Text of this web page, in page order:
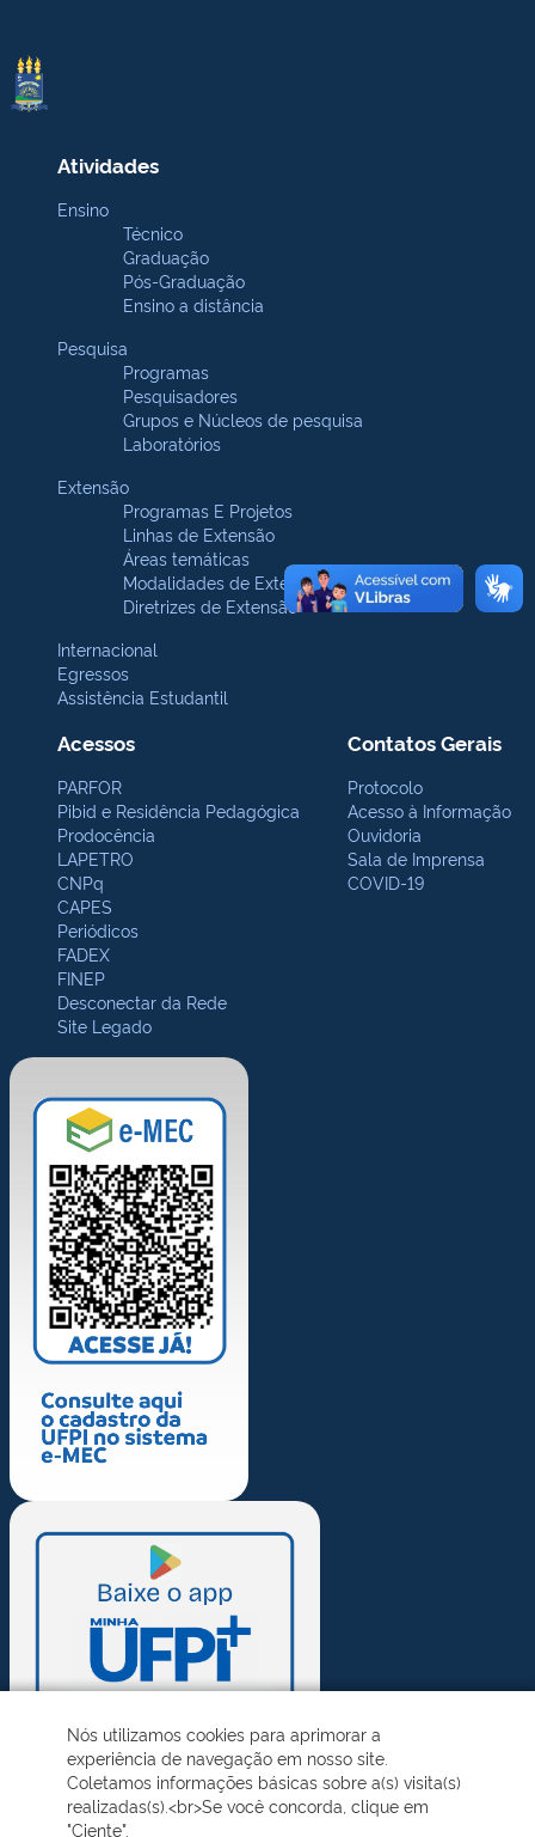
Atividades
Ensino
Técnico
Graduação
Pós-Graduação
Ensino a distância
Pesquisa
Programas
Pesquisadores
Grupos e Núcleos de pesquisa
Laboratórios
Extensão
Programas E Projetos
Linhas de Extensão
Áreas temáticas
Modalidades de Extensão
Diretrizes de Extensão
Internacional
Egressos
Assistência Estudantil
Acessos
PARFOR
Pibid e Residência Pedagógica
Prodocência
LAPETRO
CNPq
CAPES
Periódicos
FADEX
FINEP
Desconectar da Rede
Site Legado
Contatos Gerais
Protocolo
Acesso à Informação
Ouvidoria
Sala de Imprensa
COVID-19
Nós utilizamos cookies para aprimorar a
experiência de navegação em nosso site.
Coletamos informações básicas sobre a(s) visita(s)
realizadas(s).<br>Se você concorda, clique em
"Ciente".